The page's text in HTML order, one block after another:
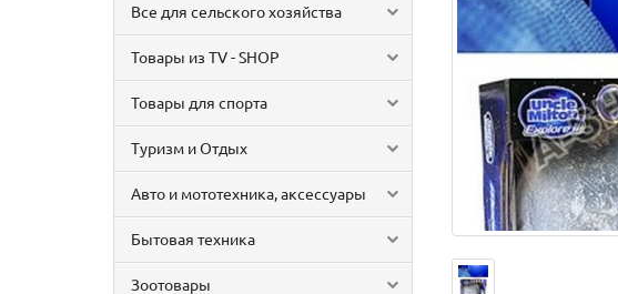
Все для сельского хозяйства
Товары из TV - SHOP
Товары для спорта
Туризм и Отдых
Авто и мототехника, аксессуары
Бытовая техника
Зоотовары